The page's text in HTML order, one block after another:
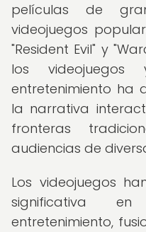
películas de
videojuegos
"Resident Evil" y
los
entretenimiento ha
la narrativa
fronteras
audiencias de
Los videojuegos
significativa
entretenimiento,